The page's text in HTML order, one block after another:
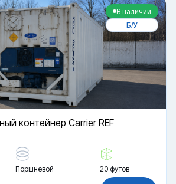
В наличии
Б/У
контейнер Carrier REF
Поршневой 20 футов